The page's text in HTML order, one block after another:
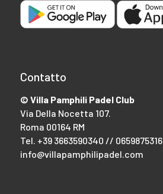
Contatto
© Villa Pamphili Padel Club
Via Della Nocetta 107.
Roma 00164 RM
Tel. +39 3663590340 // 0659875316
info@villapamphilipadel.com